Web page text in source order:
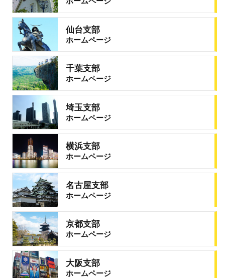
仙台支部
ホームページ
千葉支部
ホームページ
埼玉支部
ホームページ
横浜支部
ホームページ
名古屋支部
ホームページ
京都支部
ホームページ
大阪支部
ホームページ